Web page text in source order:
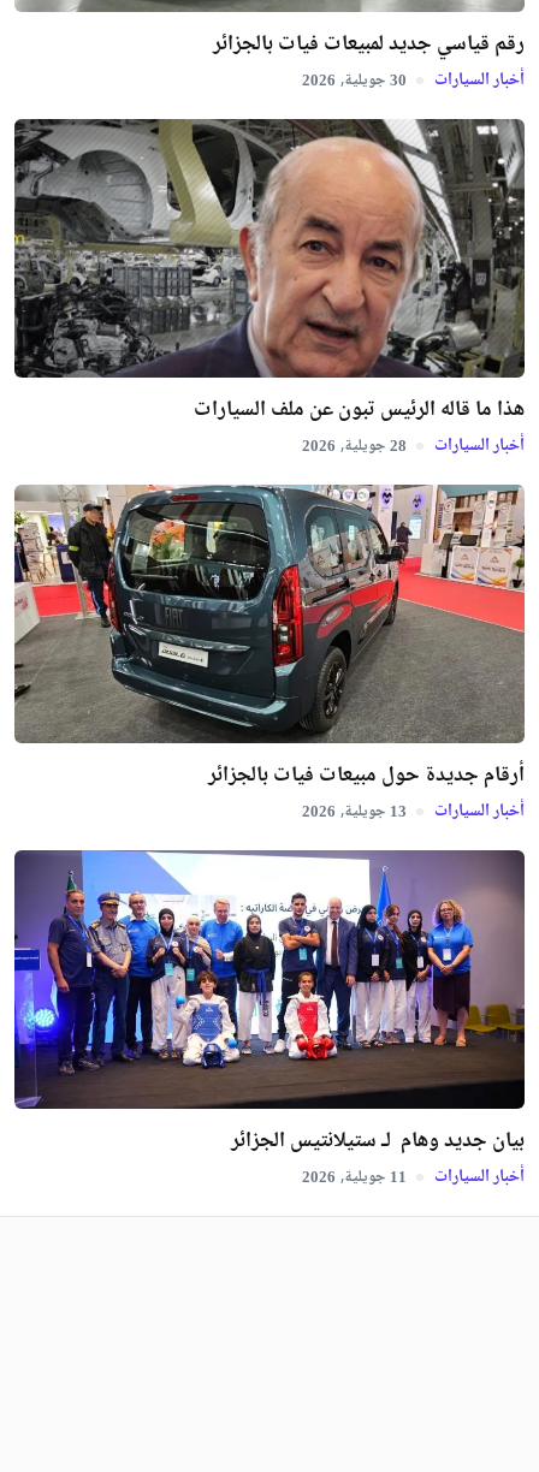
رقم قياسي جديد لمبيعات فيات بالجزائر
أخبار السيارات 30 جويلية, 2026
هذا ما قاله الرئيس تبون عن ملف السيارات
أخبار السيارات 28 جويلية, 2026
أرقام جديدة حول مبيعات فيات بالجزائر
أخبار السيارات 13 جويلية, 2026
بيان جديد وهام لـ ستيلانتيس الجزائر
أخبار السيارات 11 جويلية, 2026